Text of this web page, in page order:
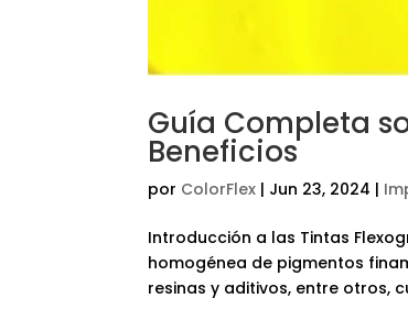
Guía Completa
Beneficios
por ColorFlex | Jun 23, 2024 |
Introducción a las Tintas
homogénea de pigmentos
resinas y aditivos, entre otros,